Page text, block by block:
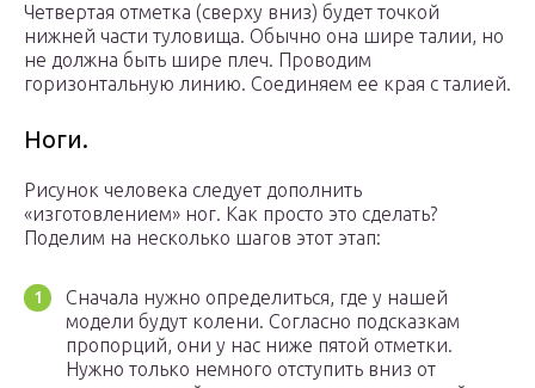
Четвертая отметка (сверху вниз) будет точкой
нижней части туловища. Обычно она шире талии, но
не должна быть шире плеч. Проводим
горизонтальную линию. Соединяем ее края с талией.
Ноги.
Рисунок человека следует дополнить
«изготовлением» ног. Как просто это сделать?
Поделим на несколько шагов этот этап:
Сначала нужно определиться, где у нашей
модели будут колени. Согласно подсказкам
пропорций, они у нас ниже пятой отметки.
Нужно только немного отступить вниз от